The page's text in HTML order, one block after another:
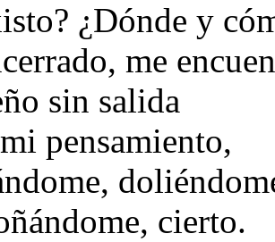
¿Dónde y
me
sin salida
pensamiento,
cierto.